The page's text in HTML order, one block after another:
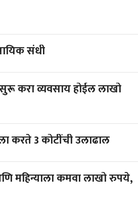
संधी
करा व्यवसाय होईल लाखो
वर्षाला करते 3 कोटींची उलाढाल
महिन्याला कमवा लाखो रुपये,